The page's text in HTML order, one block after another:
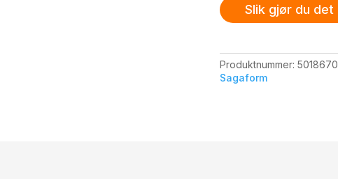
Slik gjør du det
Produktnummer: 5018670
Sagaform